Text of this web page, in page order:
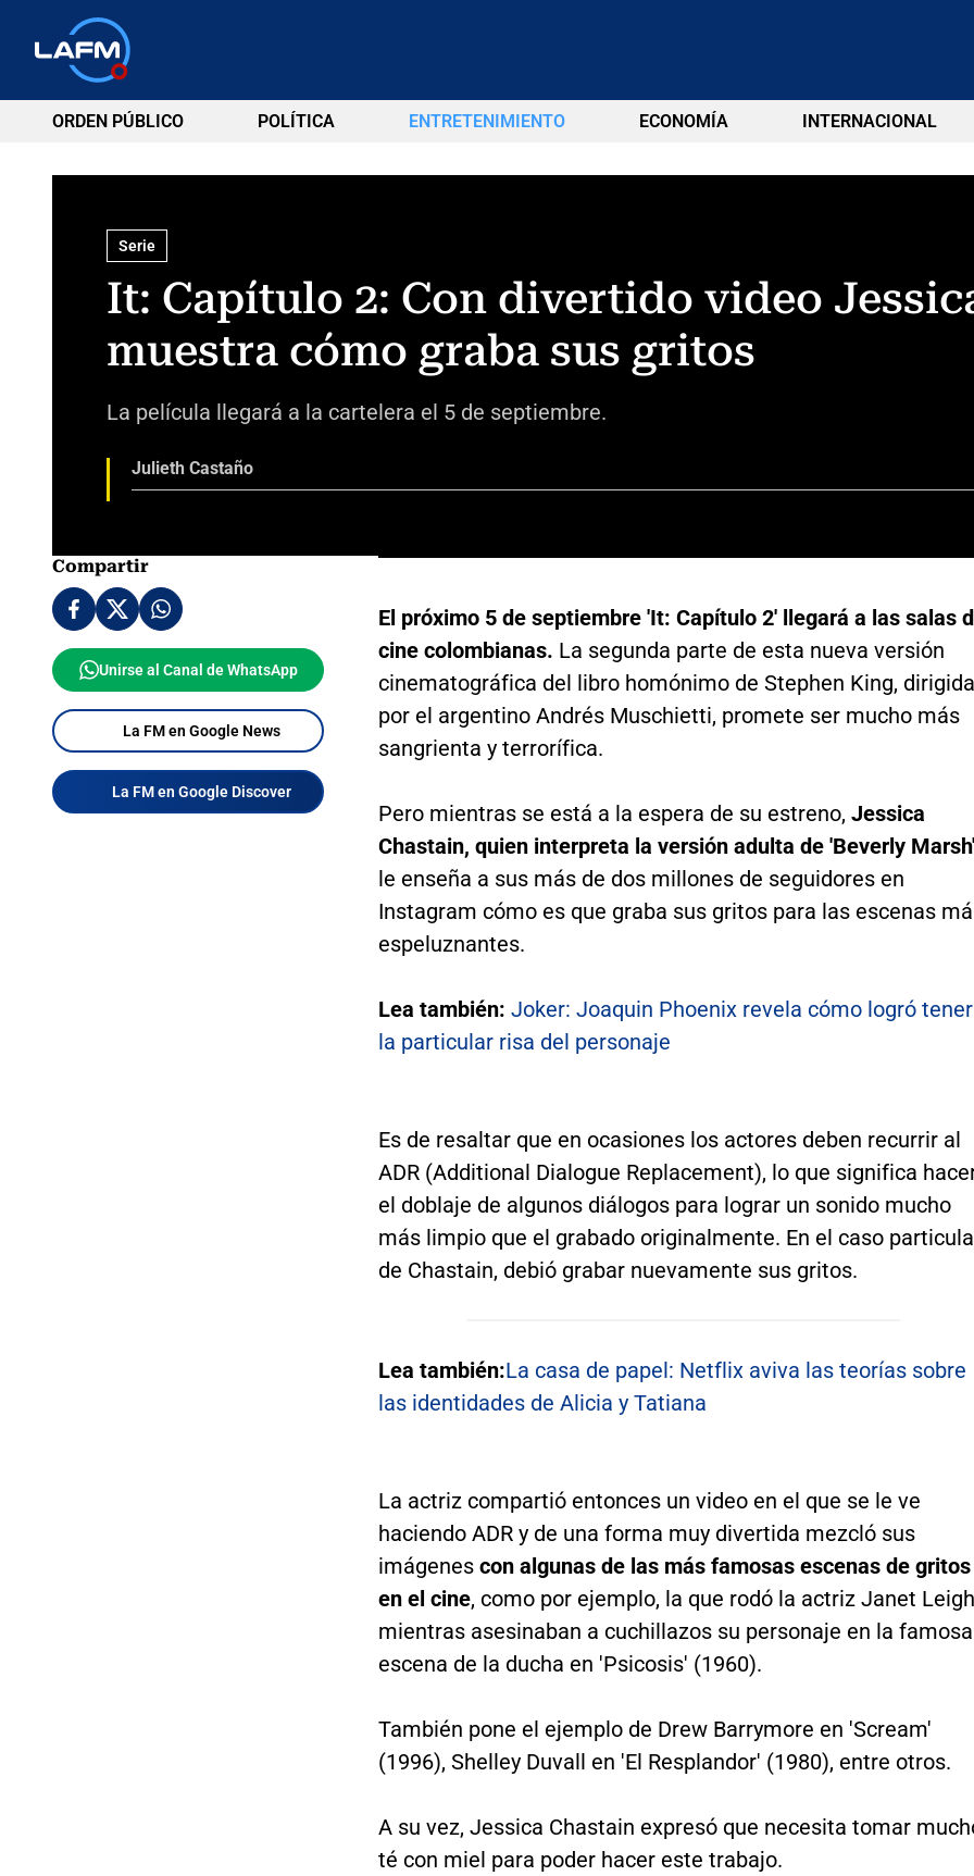
ORDEN PÚBLICO POLÍTICA ENTRETENIMIENTO ECONOMÍA INTERNACIONAL
Serie
It: Capítulo 2: Con divertido video
muestra cómo graba sus gritos
La película llegará a la cartelera el 5 de septiembre.
Julieth Castaño
Compartir
Unirse al Canal de WhatsApp
La FM en Google News
La FM en Google Discover
El próximo 5 de septiembre 'It: Capítulo 2' llegará a las salas
cine colombianas. La segunda parte de esta nueva versión
cinematográfica del libro homónimo de Stephen King, dirigida
por el argentino Andrés Muschietti, promete ser mucho más
sangrienta y terrorífica.
Pero mientras se está a la espera de su estreno, Jessica
Chastain, quien interpreta la versión adulta de 'Beverly
le enseña a sus más de dos millones de seguidores en
Instagram cómo es que graba sus gritos para las escenas
espeluznantes.
Lea también: Joker: Joaquin Phoenix revela cómo logró tener
la particular risa del personaje
Es de resaltar que en ocasiones los actores deben recurrir al
ADR (Additional Dialogue Replacement), lo que significa
el doblaje de algunos diálogos para lograr un sonido mucho
más limpio que el grabado originalmente. En el caso
de Chastain, debió grabar nuevamente sus gritos.
Lea también:La casa de papel: Netflix aviva las teorías sobre
las identidades de Alicia y Tatiana
La actriz compartió entonces un video en el que se le ve
haciendo ADR y de una forma muy divertida mezcló sus
imágenescon algunas de las más famosas escenas de gritos
en el cine, como por ejemplo, la que rodó la actriz Janet Leigh
mientras asesinaban a cuchillazos su personaje en la famosa
escena de la ducha en 'Psicosis' (1960).
También pone el ejemplo de Drew Barrymore en 'Scream'
(1996), Shelley Duvall en 'El Resplandor' (1980), entre otros.
A su vez, Jessica Chastain expresó que necesita tomar
té con miel para poder hacer este trabajo.